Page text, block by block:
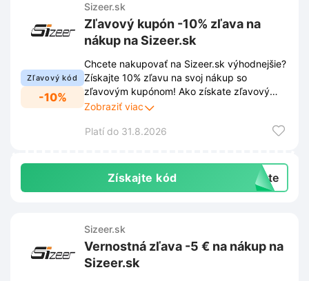
Zľavový kód
-10%
Sizeer.sk
Zľavový kupón -10% zľava na
nákup na Sizeer.sk
Chcete nakupovať na Sizeer.sk výhodnejšie?
Získajte 10% zľavu na svoj nákup so
zľavovým kupónom! Ako získate zľavový
kupón? Jednoducho sa prihláste k odberu
okno na stránke. Neuniknú Vám tak žiadne
Zobraziť viac
Platí do 31.8.2026
Získajte kód exte
Sizeer.sk
Vernostná zľava -5 € na nákup na
Sizeer.sk